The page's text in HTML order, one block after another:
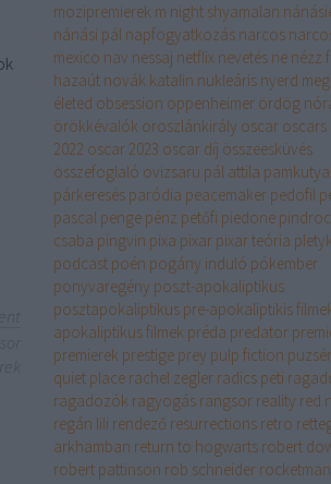
mozipremierek m night shyamalan
nánási pál napfogyatkozás narcos
mexico nav nessaj netflix nevetés ne nézz
hazaút novák katalin nukleáris nyerd
életed obsession oppenheimer ördög
örökkévalók oroszlánkirály oscar oscars
2022 oscar 2023 oscar díj összeesküvés
összefoglaló ovizsaru pál attila pamkutya
párkeresés paródia peacemaker pedofil
pascal penge pénz petőfi piedone
csaba pingvin pixa pixar pixar teória
podcast poén pogány induló pókember
ponyvaregény poszt-apokaliptikus
posztapokaliptikus pre-apokaliptikis
apokaliptikus filmek préda predator
premierek prestige prey pulp fiction puzsér
quiet place rachel zegler radics peti
ragadozók ragyogás rangsor reality red
regán lili rendező resurrections retro
arkhamban return to hogwarts robert
robert pattinson rob schneider rocketman